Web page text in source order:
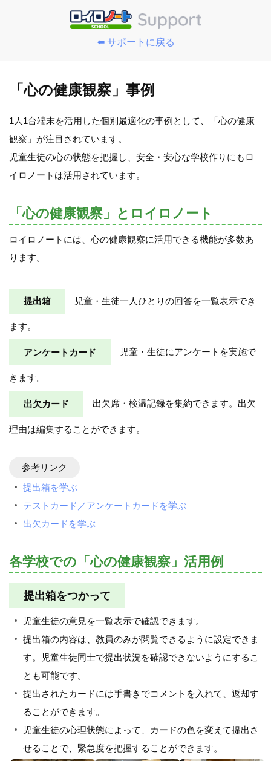
⬅️ サポートに戻る
「心の健康観察」事例
1人1台端末を活用した個別最適化の事例として、「心の健康
観察」が注目されています。
児童生徒の心の状態を把握し、安全・安心な学校作りにもロ
イロノートは活用されています。
「心の健康観察」とロイロノート
ロイロノートには、心の健康観察に活用できる機能が多数あ
ります。
提出箱 児童・生徒一人ひとりの回答を一覧表示でき
ます。
アンケートカード 児童・生徒にアンケートを実施で
きます。
出欠カード 出欠席・検温記録を集約できます。出欠
理由は編集することができます。
参考リンク
提出箱を学ぶ
テストカード／アンケートカードを学ぶ
出欠カードを学ぶ
各学校での「心の健康観察」活用例
提出箱をつかって
児童生徒の意見を一覧表示で確認できます。
提出箱の内容は、教員のみが閲覧できるように設定できま
す。児童生徒同士で提出状況を確認できないようにするこ
とも可能です。
提出されたカードには手書きでコメントを入れて、返却す
ることができます。
児童生徒の心理状態によって、カードの色を変えて提出さ
せることで、緊急度を把握することができます。